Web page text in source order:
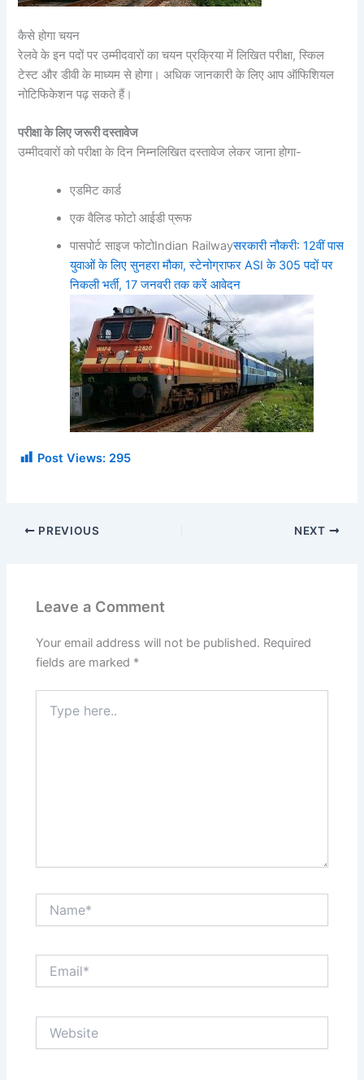
कैसे होगा चयन
रेलवे के इन पदों पर उम्मीदवारों का चयन प्रक्रिया में लिखित परीक्षा, स्किल
टेस्ट और डीवी के माध्यम से होगा। अधिक जानकारी के लिए आप ऑफिशियल
नोटिफिकेशन पढ़ सकते हैं।
परीक्षा के लिए जरूरी दस्तावेज
उम्मीदवारों को परीक्षा के दिन निम्नलिखित दस्तावेज लेकर जाना होगा-
एडमिट कार्ड
एक वैलिड फोटो आईडी प्रूफ
पासपोर्ट साइज फोटोIndian Railwayसरकारी नौकरी: 12वीं पास
युवाओं के लिए सुनहरा मौका, स्टेनोग्राफर ASI के 305 पदों पर
निकली भर्ती, 17 जनवरी तक करें आवेदन
Post Views: 295
PREVIOUS NEXT
Leave a Comment
Your email address will not be published. Required
fields are marked *
here..